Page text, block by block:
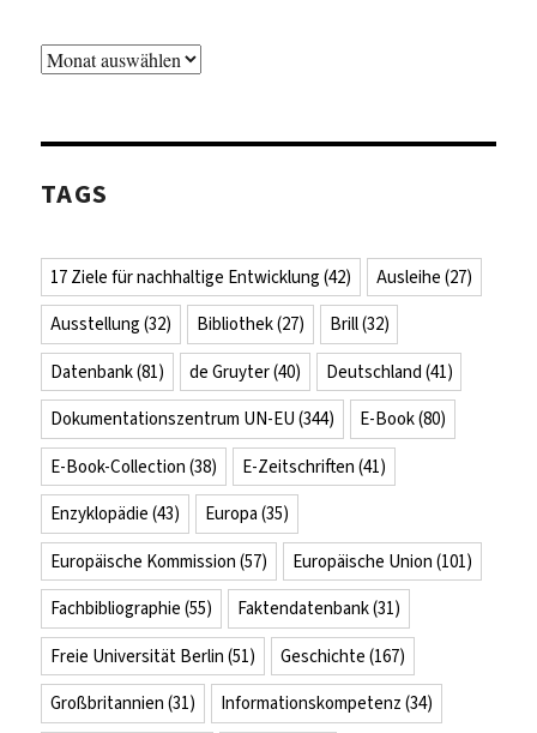
Archiv
TAGS
17 Ziele für nachhaltige Entwicklung (42) Ausleihe (27)
Ausstellung (32) Bibliothek(27) Brill(32)
Datenbank(81) de Gruyter(40) Deutschland (41)
Dokumentationszentrum UN-EU (344) E-Book(80)
E-Book-Collection (38) E-Zeitschriften (41)
Enzyklopädie (43) Europa (35)
Europäische Kommission (57) Europäische Union (101)
Fachbibliographie (55) Faktendatenbank(31)
Freie Universität Berlin (51) Geschichte (167)
Großbritannien (31) Informationskompetenz (34)